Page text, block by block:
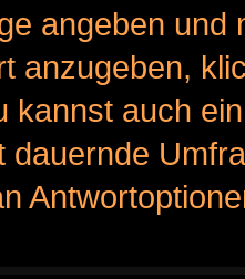
angeben und
anzugeben,
kannst auch
dauernde